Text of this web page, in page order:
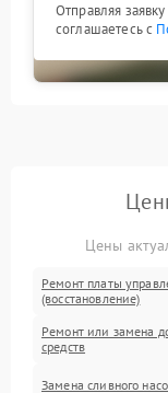
Отправляя
соглашаетесь с
Цены
Ремонт платы
(восстановление)
Ремонт или замена
средств
Замена сливного